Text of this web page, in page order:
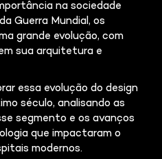
na sociedade
Guerra Mundial, os
grande evolução, com
sua arquitetura e
essa evolução do design
século, analisando as
segmento e os avanços
que impactaram o
modernos.